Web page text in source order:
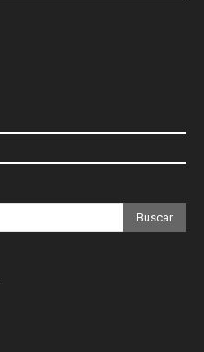
Buscar